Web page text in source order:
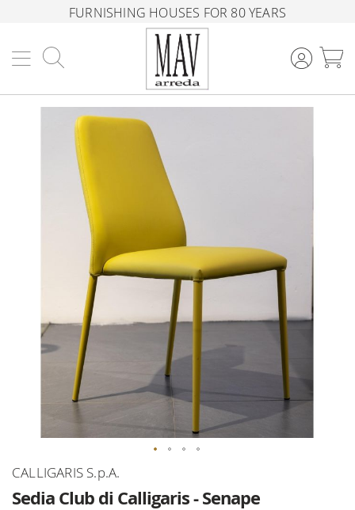
FURNISHING HOUSES FOR 80 YEARS
Sedia Club di Calligaris - Senape
CALLIGARIS S.p.A.
Skip
the